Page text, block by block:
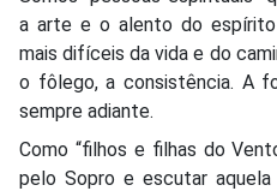
a arte e o alento do
mais difíceis da vida e do
o fôlego, a consistência. A
sempre adiante.
Como “filhos e filhas do
pelo Sopro e escutar